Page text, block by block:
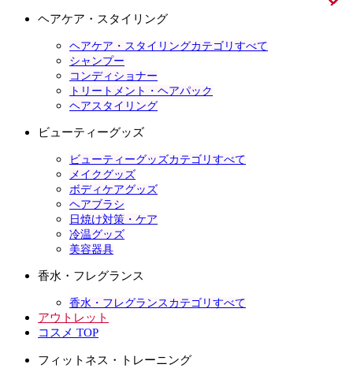
ヘアケア・スタイリング
ヘアケア・スタイリングカテゴリすべて
シャンプー
コンディショナー
トリートメント・ヘアパック
ヘアスタイリング
ビューティーグッズ
ビューティーグッズカテゴリすべて
メイクグッズ
ボディケアグッズ
ヘアブラシ
日焼け対策・ケア
冷温グッズ
美容器具
香水・フレグランス
香水・フレグランスカテゴリすべて
アウトレット
コスメ TOP
フィットネス・トレーニング